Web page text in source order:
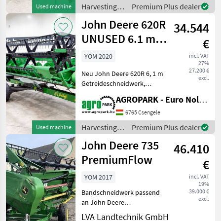
Used machine
Klimaanlage, Trommel mit
zwei Gängen,
Maisausrüstung
Harvesting
equipment
crop fields /
John Deere
Premium Plus dealer
Used machine
John Deere 620R
UNUSED 6.1 m
grain header
with new header
t
34.544
€
incl. VAT
27%
27.200 €
excl.
YOM 2020
Neu John Deere 620R 6, 1 m
Getreideschneidwerk,
Halmheber,
Seitenschneidemesser
Baujahr: 2020/2026
Gewicht: 2770 kg
Schneidwerksbreite: 6, 1
AGROPARK - Euro Noliker Kft.
6765 Csengele
Harvesting
equipment
crop fields /
John Deere
Premium Plus dealer
John Deere 735
PremiumFlow
46.410
€
incl. VAT
19%
39.000 €
excl.
YOM 2017
Bandschneidwerk passend
an John Deere
Mähdrescher ab Baujahr
LVA Landtechnik GmbH